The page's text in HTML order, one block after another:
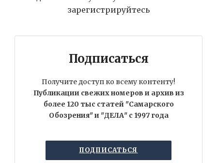
зарегистрируйтесь
Подписаться
Получите доступ ко всему контенту!
Публикации свежих номеров и архив из
более 120 тыс статей "Самарского
Обозрения" и "ДЕЛА" с 1997 года
ПОДПИСАТЬСЯ